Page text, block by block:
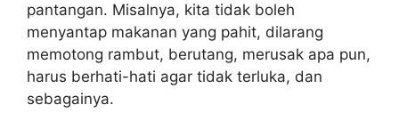
pantangan. Misalnya, kita tidak boleh
menyantap makanan yang pahit, dilarang
memotong rambut, berutang, merusak apa pun,
harus berhati-hati agar tidak terluka, dan
sebagainya.